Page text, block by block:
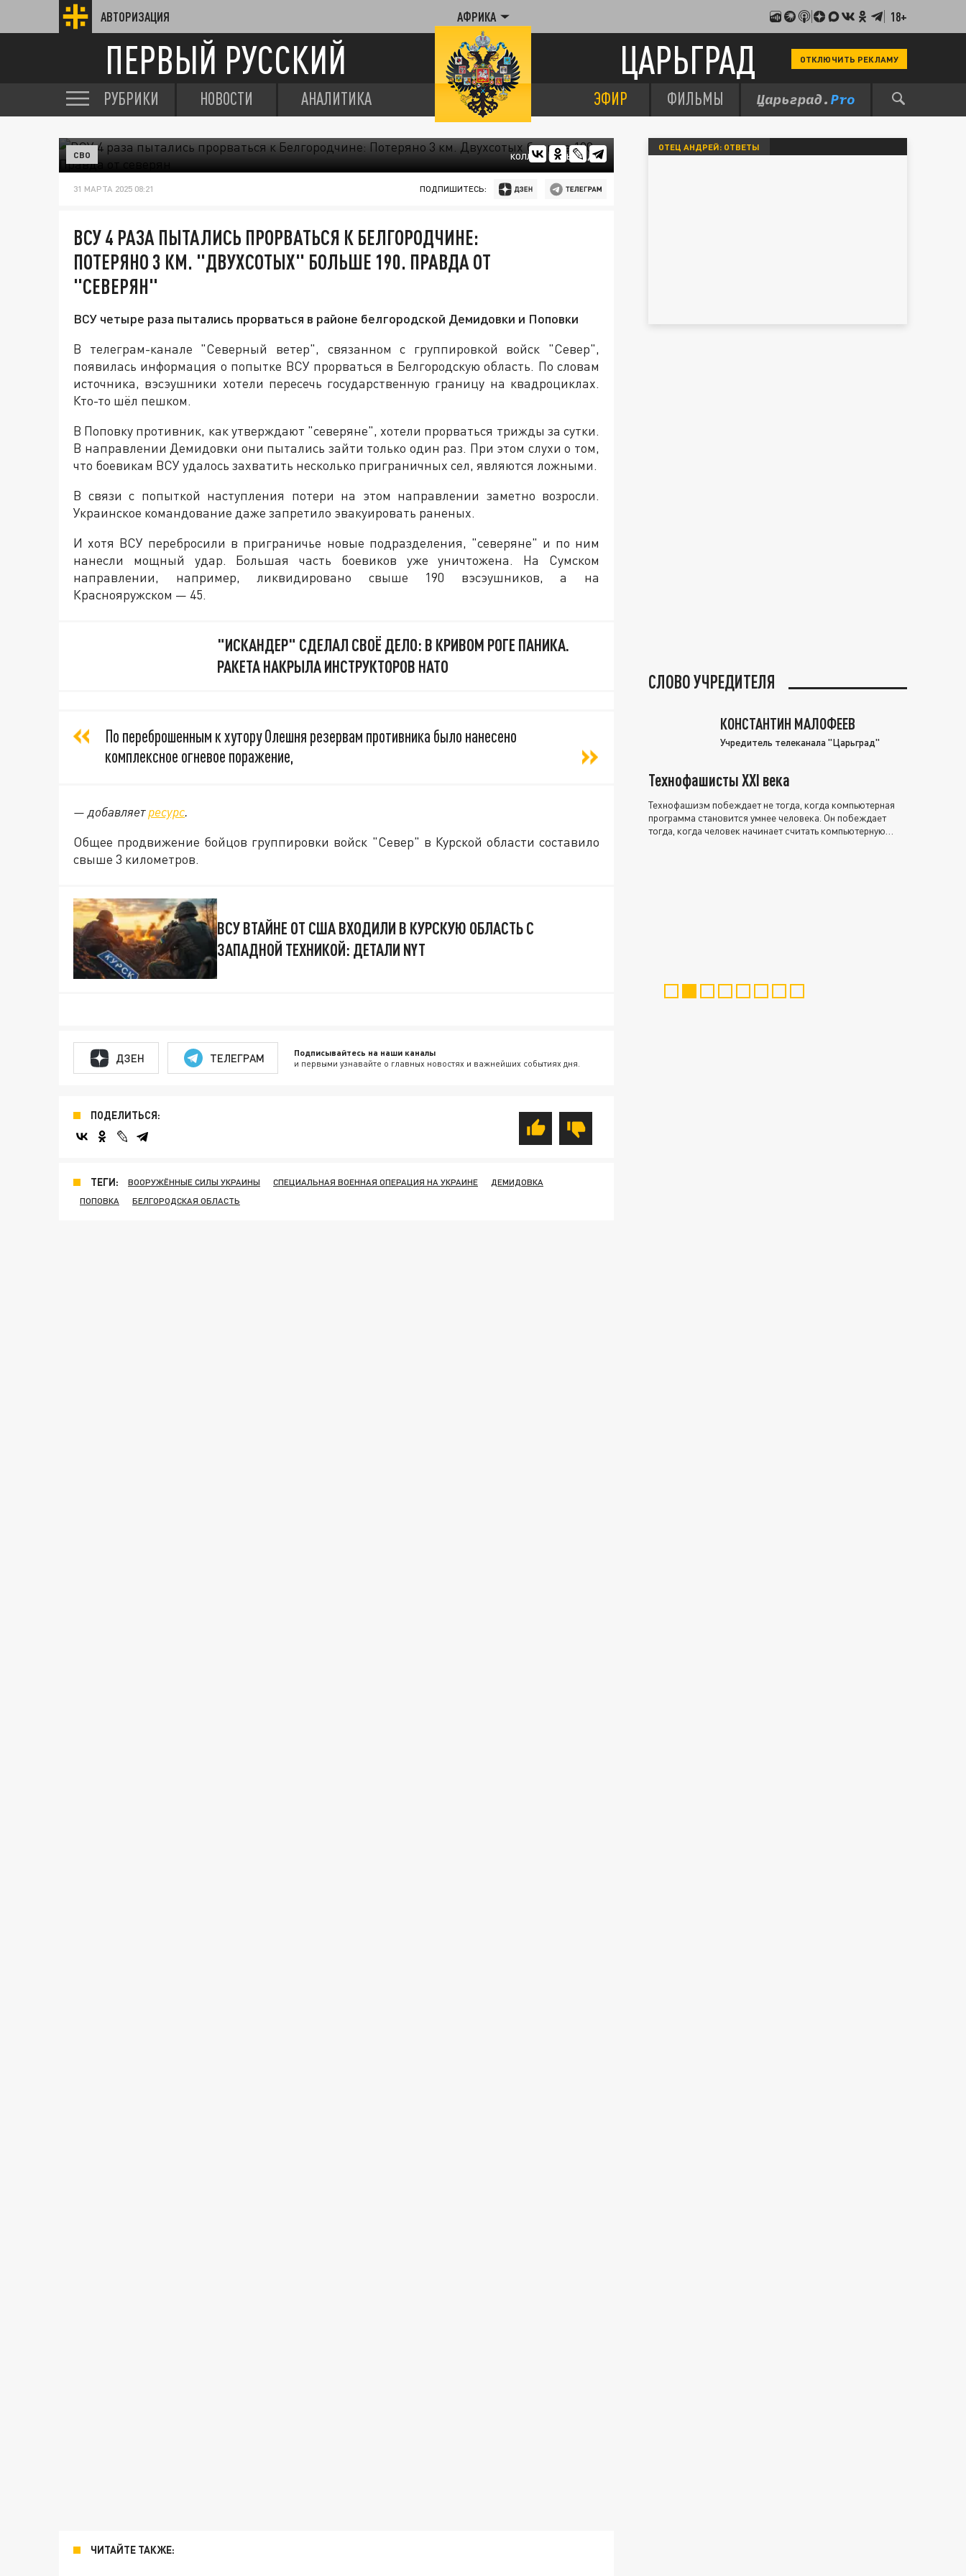
АВТОРИЗАЦИЯ АФРИКА 18+
ПЕРВЫЙ РУССКИЙ ЦАРЬГРАД ОТКЛЮЧИТЬ РЕКЛАМУ
РУБРИКИ НОВОСТИ АНАЛИТИКА ЭФИР ФИЛЬМЫ
КОЛЛАЖ ЦАРЬГРАДА
СВО
31 МАРТА 2025 08:21 ПОДПИШИТЕСЬ:
ВСУ 4 РАЗА ПЫТАЛИСЬ ПРОРВАТЬСЯ К БЕЛГОРОДЧИНЕ:
ПОТЕРЯНО 3 КМ. "ДВУХСОТЫХ" БОЛЬШЕ 190. ПРАВДА ОТ
"СЕВЕРЯН"
ВСУ четыре раза пытались прорваться в районе белгородской Демидовки и Поповки
В телеграм-канале "Северный ветер", связанном с группировкой войск "Север",
появилась информация о попытке ВСУ прорваться в Белгородскую область. По словам
источника, вэсэушники хотели пересечь государственную границу на квадроциклах.
Кто-то шёл пешком.
В Поповку противник, как утверждают "северяне", хотели прорваться трижды за сутки.
В направлении Демидовки они пытались зайти только один раз. При этом слухи о том,
что боевикам ВСУ удалось захватить несколько приграничных сел, являются ложными.
В связи с попыткой наступления потери на этом направлении заметно возросли.
Украинское командование даже запретило эвакуировать раненых.
И хотя ВСУ перебросили в приграничье новые подразделения, "северяне" и по ним
нанесли мощный удар. Большая часть боевиков уже уничтожена. На Сумском
направлении, например, ликвидировано свыше 190 вэсэушников, а на
Краснояружском — 45.
"ИСКАНДЕР" СДЕЛАЛ СВОЁ ДЕЛО: В КРИВОМ РОГЕ ПАНИКА.
РАКЕТА НАКРЫЛА ИНСТРУКТОРОВ НАТО
По переброшенным к хутору Олешня резервам противника было нанесено
комплексное огневое поражение,
— добавляетресурс.
Общее продвижение бойцов группировки войск "Север" в Курской области составило
свыше 3 километров.
ВСУ ВТАЙНЕ ОТ США ВХОДИЛИ В КУРСКУЮ ОБЛАСТЬ С
ЗАПАДНОЙ ТЕХНИКОЙ: ДЕТАЛИ NYT
ДЗЕН ТЕЛЕГРАМ Подписывайтесь на наши каналы
и первыми узнавайте о главных новостях и важнейших событиях дня.
ПОДЕЛИТЬСЯ:
ТЕГИ: ВООРУЖЁННЫЕ СИЛЫ УКРАИНЫ СПЕЦИАЛЬНАЯ ВОЕННАЯ ОПЕРАЦИЯ НА УКРАИНЕ
ДЕМИДОВКА
ПОПОВКА
БЕЛГОРОДСКАЯ ОБЛАСТЬ
ЧИТАЙТЕ ТАКЖЕ:
ОТЕЦ АНДРЕЙ: ОТВЕТЫ
СЛОВО УЧРЕДИТЕЛЯ
КОНСТАНТИН МАЛОФЕЕВ
Учредитель телеканала "Царьград"
Технофашисты XXI века
Технофашизм побеждает не тогда, когда компьютерная
программа становится умнее человека. Он побеждает
тогда, когда человек начинает считать компьютерную